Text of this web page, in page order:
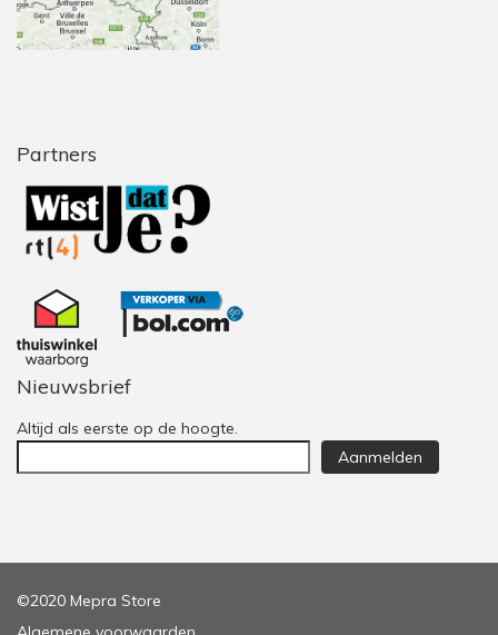
Partners
Nieuwsbrief
Altijd als eerste op de hoogte.
Aanmelden
©2020 Mepra Store